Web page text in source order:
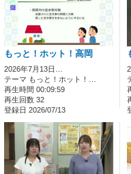
もっと！ホット！高岡
2026年7月13日…
テーマ もっと！ホット！…
再生時間 00:09:59
再生回数 32
登録日 2026/07/13